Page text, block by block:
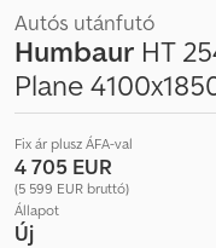
Autós utánfutó
Humbaur HT
Plane
Fix ár plusz ÁFA-val
4 705 EUR
(5 599 EUR bruttó)
Állapot
Új